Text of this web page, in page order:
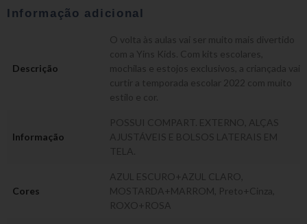
Informação adicional
Descrição
O volta às aulas vai ser muito mais divertido
com a Yins Kids. Com kits escolares,
mochilas e estojos exclusivos, a criançada vai
curtir a temporada escolar 2022 com muito
estilo e cor.
Informação
POSSUI COMPART. EXTERNO, ALÇAS
AJUSTÁVEIS E BOLSOS LATERAIS EM
TELA.
Cores
AZUL ESCURO+AZUL CLARO
MOSTARDA+MARROM Preto+Cinza
ROXO+ROSA